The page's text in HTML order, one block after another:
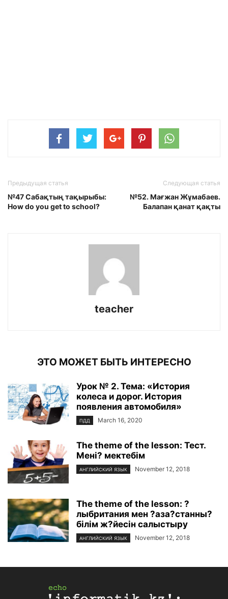
Предыдущая статья
№47 Сабақтың тақырыбы:
How do you get to school?
Следующая статья
№52. Мағжан Жұмабаев.
Балапан қанат қақты
teacher
ЭТО МОЖЕТ БЫТЬ ИНТЕРЕСНО
Урок № 2. Тема: «История
колеса и дорог. История
появления автомобиля»
ПДД March 16, 2020
The theme of the lesson: Тест.
Мені? мектебім
АНГЛИЙСКИЙ ЯЗЫК November 12, 2018
The theme of the lesson: ?
лыбритания мен ?аза?станны?
білім ж?йесін салыстыру
АНГЛИЙСКИЙ ЯЗЫК November 12, 2018